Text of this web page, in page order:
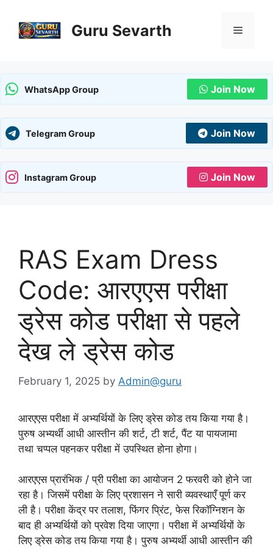
content
Guru Sevarth Menu
WhatsApp Group Join Now
Telegram Group Join Now
Instagram Group Join Now
RAS Exam Dress
Code: आरएएस परीक्षा
ड्रेस कोड परीक्षा से पहले
देख ले ड्रेस कोड
February 1, 2025 by Admin@guru
आरएएस परीक्षा में अभ्यर्थियों के लिए ड्रेस कोड तय किया गया है।
पुरुष अभ्यर्थी आधी आस्तीन की शर्ट, टी शर्ट, पैंट या पायजामा
तथा चप्पल पहनकर परीक्षा में उपस्थित होना होगा।
आरएएस प्रारंभिक / प्री परीक्षा का आयोजन 2 फरवरी को होने जा
रहा है। जिसमें परीक्षा के लिए प्रशासन ने सारी व्यवस्थाएँ पूर्ण कर
ली है। परीक्षा केंद्र पर तलाश, फिंगर प्रिंट, फेस रिकॉग्निशन के
बाद ही अभ्यर्थियों को प्रवेश दिया जाएगा। परीक्षा में अभ्यर्थियों के
लिए ड्रेस कोड तय किया गया है। पुरुष अभ्यर्थी आधी आस्तीन की